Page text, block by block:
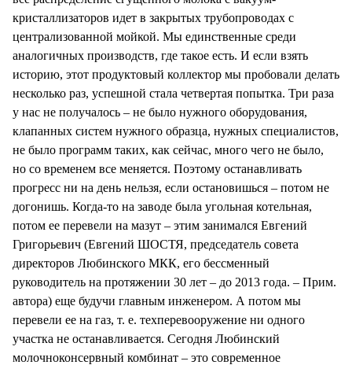
кристаллизаторов идет в закрытых трубопроводах с
централизованной мойкой. Мы единственные среди
аналогичных производств, где такое есть. И если взять
историю, этот продуктовый коллектор мы пробовали делать
несколько раз, успешной стала четвертая попытка. Три раза
у нас не получалось – не было нужного оборудования,
клапанных систем нужного образца, нужных специалистов,
не было программ таких, как сейчас, много чего не было,
но со временем все меняется. Поэтому останавливать
прогресс ни на день нельзя, если остановишься – потом не
догонишь. Когда-то на заводе была угольная котельная,
потом ее перевели на мазут – этим занимался Евгений
Григорьевич (Евгений ШОСТЯ, председатель совета
директоров Любинского МКК, его бессменный
руководитель на протяжении 30 лет – до 2013 года. – Прим.
автора) еще будучи главным инженером. А потом мы
перевели ее на газ, т. е. техперевооружение ни одного
участка не останавливается. Сегодня Любинский
молочноконсервный комбинат – это современное